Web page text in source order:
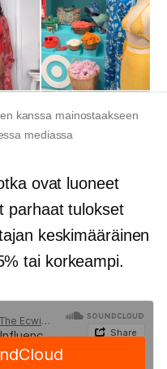
kanssa mainostaakseen
mediassa
ovat luoneet
parhaat tulokset
keskimääräinen
tai korkeampi.